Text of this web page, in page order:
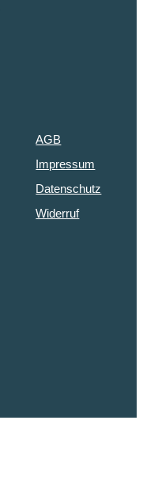
AGB
Impressum
Datenschutz
Widerruf